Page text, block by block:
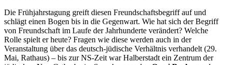
Die Frühjahrstagung greift diesen Freundschaftsbegriff auf und
schlägt einen Bogen bis in die Gegenwart. Wie hat sich der Begriff
von Freundschaft im Laufe der Jahrhunderte verändert? Welche
Rolle spielt er heute? Fragen wie diese werden auch in der
Veranstaltung über das deutsch-jüdische Verhältnis verhandelt (29.
Mai, Rathaus) – bis zur NS-Zeit war Halberstadt ein Zentrum der